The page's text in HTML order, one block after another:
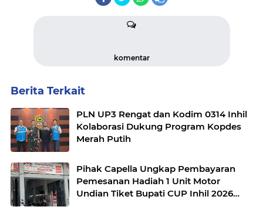
komentar
Berita Terkait
PLN UP3 Rengat dan Kodim 0314 Inhil
Kolaborasi Dukung Program Kopdes
Merah Putih
Pihak Capella Ungkap Pembayaran
Pemesanan Hadiah 1 Unit Motor
Undian Tiket Bupati CUP Inhil 2026